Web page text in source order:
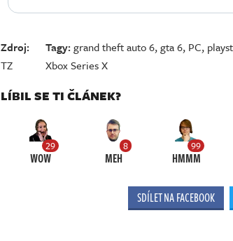
Zdroj:
TZ
Tagy:grand theft auto 6,gta 6, PC,
Xbox Series X
LÍBIL SE TI ČLÁNEK?
29
WOW
8
MEH
99
HMMM
SDÍLET NA FACEBOOK